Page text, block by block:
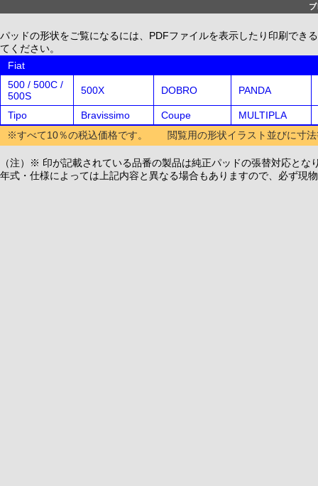
パッドの形状をご覧になるには、PDFファイルを表示したり印刷でき
てください。
Fiat
500 / 500C /
500S
500X DOBRO PANDA
Tipo Bravissimo Coupe
MULTIPLA
※すべて10％の税込価格です。 閲覧用の形状イラスト並びに寸法
（注）※ 印が記載されている品番の製品は純正パッドの張替対応とな
年式・仕様によっては上記内容と異なる場合もありますので、必ず現